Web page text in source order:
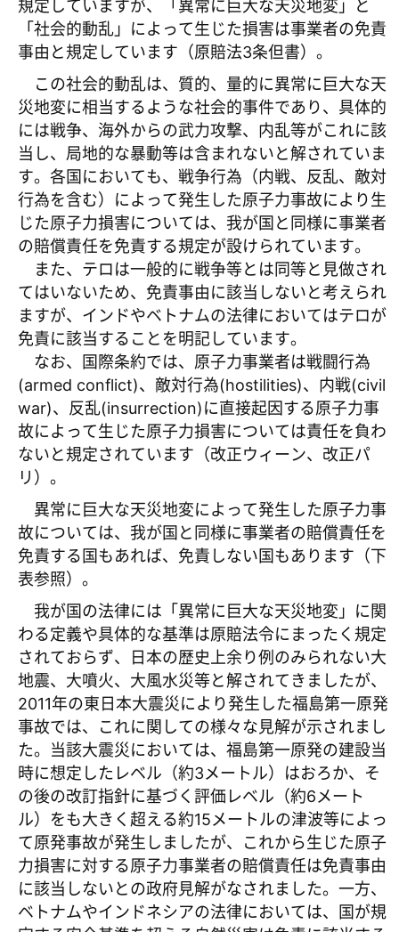
規定していますが、「異常に巨大な天災地変」と
「社会的動乱」によって生じた損害は事業者の免責
事由と規定しています（原賠法3条但書）。
この社会的動乱は、質的、量的に異常に巨大な天
災地変に相当するような社会的事件であり、具体的
には戦争、海外からの武力攻撃、内乱等がこれに該
当し、局地的な暴動等は含まれないと解されていま
す。各国においても、戦争行為（内戦、反乱、敵対
行為を含む）によって発生した原子力事故により生
じた原子力損害については、我が国と同様に事業者
の賠償責任を免責する規定が設けられています。
また、テロは一般的に戦争等とは同等と見做され
てはいないため、免責事由に該当しないと考えられ
ますが、インドやベトナムの法律においてはテロが
免責に該当することを明記しています。
なお、国際条約では、原子力事業者は戦闘行為
(armed conflict)、敵対行為(hostilities)、内戦(civil
war)、反乱(insurrection)に直接起因する原子力事
故によって生じた原子力損害については責任を負わ
ないと規定されています（改正ウィーン、改正パ
リ）。
異常に巨大な天災地変によって発生した原子力事
故については、我が国と同様に事業者の賠償責任を
免責する国もあれば、免責しない国もあります（下
表参照）。
我が国の法律には「異常に巨大な天災地変」に関
わる定義や具体的な基準は原賠法令にまったく規定
されておらず、日本の歴史上余り例のみられない大
地震、大噴火、大風水災等と解されてきましたが、
2011年の東日本大震災により発生した福島第一原発
事故では、これに関しての様々な見解が示されまし
た。当該大震災においては、福島第一原発の建設当
時に想定したレベル（約3メートル）はおろか、そ
の後の改訂指針に基づく評価レベル（約6メート
ル）をも大きく超える約15メートルの津波等によっ
て原発事故が発生しましたが、これから生じた原子
力損害に対する原子力事業者の賠償責任は免責事由
に該当しないとの政府見解がなされました。一方、
ベトナムやインドネシアの法律においては、国が規